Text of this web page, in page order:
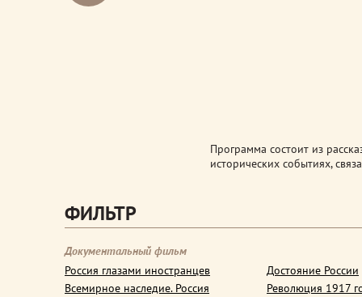
Программа состоит из
исторических событиях,
ФИЛЬТР
Документальный фильм
Россия глазами иностранцев
Всемирное наследие. Россия
Достояние России
Революция 1917